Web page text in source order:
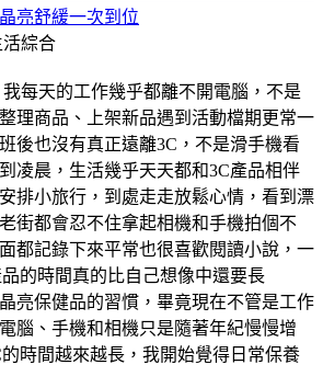
亮舒緩一次到位
活綜合
每天的工作幾乎都離不開電腦，不是
理商品、上架新品遇到活動檔期更常一
後也沒有真正遠離3C，不是滑手機看
凌晨，生活幾乎天天都和3C產品相伴
排小旅行，到處走走放鬆心情，看到漂
街都會忍不住拿起相機和手機拍個不
都記錄下來平常也很喜歡閱讀小說，一
的時間真的比自己想像中還要長
亮保健品的習慣，畢竟現在不管是工作
腦、手機和相機只是隨著年紀慢慢增
時間越來越長，我開始覺得日常保養